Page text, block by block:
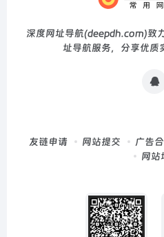
深度网址导航(deepdh.com)致
址导航服务，分享优质
友链申请 网站提交 广告
网站